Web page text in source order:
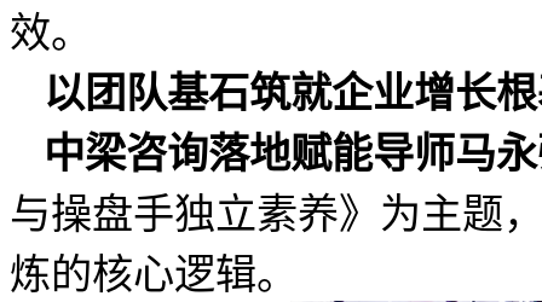
效。
以团队基石筑就企业增长
中梁咨询落地赋能导师马
与操盘手独立素养》为主题
炼的核心逻辑。